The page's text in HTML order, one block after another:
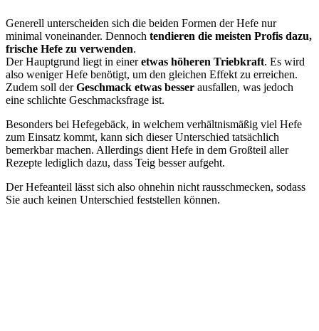
Generell unterscheiden sich die beiden Formen der Hefe nur
minimal voneinander. Dennoch tendieren die meisten Profis dazu,
frische Hefe zu verwenden.
Der Hauptgrund liegt in eineretwas höheren Triebkraft. Es wird
also weniger Hefe benötigt, um den gleichen Effekt zu erreichen.
Zudem soll derGeschmack etwas besser ausfallen, was jedoch
eine schlichte Geschmacksfrage ist.
Besonders bei Hefegebäck, in welchem verhältnismäßig viel Hefe
zum Einsatz kommt, kann sich dieser Unterschied tatsächlich
bemerkbar machen. Allerdings dient Hefe in dem Großteil aller
Rezepte lediglich dazu, dass Teig besser aufgeht.
Der Hefeanteil lässt sich also ohnehin nicht rausschmecken, sodass
Sie auch keinen Unterschied feststellen können.